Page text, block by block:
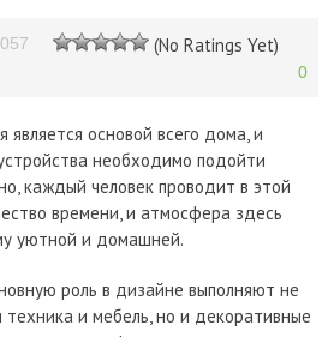
(No Ratings Yet)
0
является основой всего дома, и
необходимо подойти
каждый человек проводит в этой
времени, и атмосфера здесь
уютной и домашней.
роль в дизайне выполняют не
техника и мебель, но и декоративные